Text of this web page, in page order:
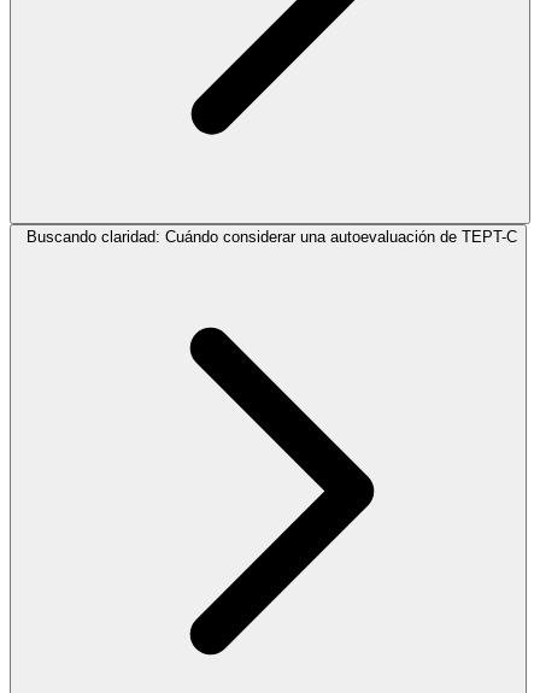
Buscando claridad: Cuándo considerar una autoevaluación de TEPT-C